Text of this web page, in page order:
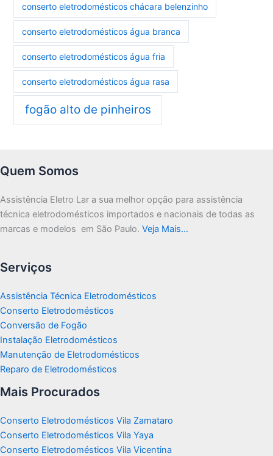
conserto eletrodomésticos chácara belenzinho
conserto eletrodomésticos água branca
conserto eletrodomésticos água fria
conserto eletrodomésticos água rasa
fogão alto de pinheiros
Quem Somos
Assistência Eletro Lar a sua melhor opção para assistência
técnica eletrodomésticos importados e nacionais de todas as
marcas e modelos em São Paulo. Veja Mais…
Serviços
Assistência Técnica Eletrodomésticos
Conserto Eletrodomésticos
Conversão de Fogão
Instalação Eletrodomésticos
Manutenção de Eletrodomésticos
Reparo de Eletrodomésticos
Mais Procurados
Conserto Eletrodomésticos Vila Zamataro
Conserto Eletrodomésticos Vila Yaya
Conserto Eletrodomésticos Vila Vicentina